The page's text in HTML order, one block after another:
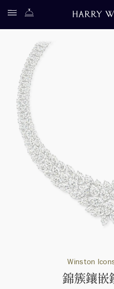
Winston
錦簇鑲嵌